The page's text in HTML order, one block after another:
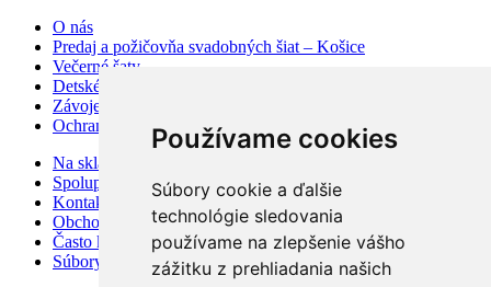
Používame cookies
Súbory cookie a ďalšie
technológie sledovania
používame na zlepšenie vášho
zážitku z prehliadania našich
O nás
Predaj a požičovňa svadobných šiat – Košice
Večerné šaty
Detské šaty
Závoje a doplnky
Ochrana osobných údajov
Na sklade
Spolupráca
Kontakt
Obchodné podmienky
Často kladené otázky
Súbory cookies